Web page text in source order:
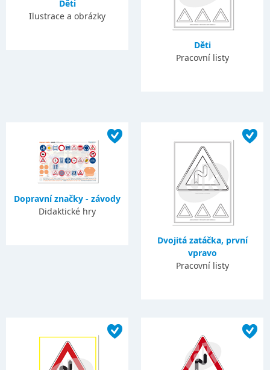
Děti
Ilustrace a obrázky
Děti
Pracovní listy
Dopravní značky - závody
Didaktické hry
Dvojitá zatáčka, první
vpravo
Pracovní listy